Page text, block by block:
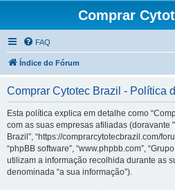
Comprar
FAQ
Índice do Fórum
Comprar Cytotec Brazil - Política
Esta política explica em detalhe como
com as suas empresas afiliadas (doravante
Brazil”, “https://comprarcytotecbrazil.com/
“phpBB software”, “www.phpbb.com”,
utilizam a informação recolhida durante as
denominada “a sua informação”).